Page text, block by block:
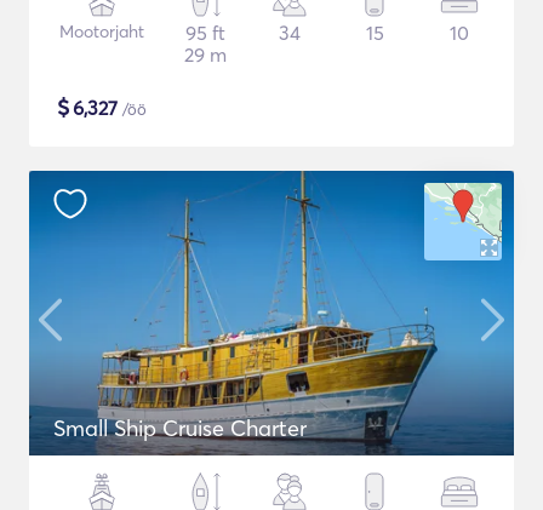
Mootorjaht
95 ft
29 m
34 15 10
$6,327 /öö
Small Ship Cruise Charter